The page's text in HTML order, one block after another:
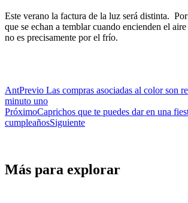
Este verano la factura de la luz será distinta.
que se echan a temblar cuando encienden el
no es precisamente por el frío.
AntPrevio Las compras asociadas al color son
minuto uno
PróximoCaprichos que te puedes dar en una
cumpleañosSiguiente
Más para explorar